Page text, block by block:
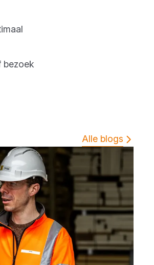
bezoek
Alle blogs